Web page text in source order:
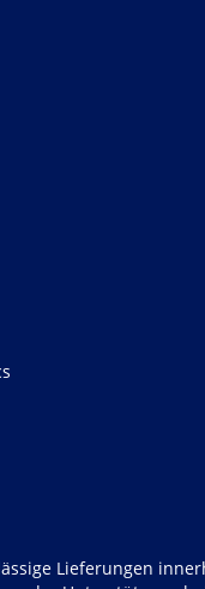
Lieferungen